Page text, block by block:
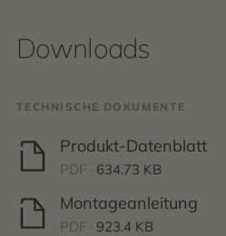
Downloads
TECHNISCHE DOKUMENTE
Produkt-Datenblatt
PDF · 634.73 KB
Montageanleitung
PDF · 923.4 KB